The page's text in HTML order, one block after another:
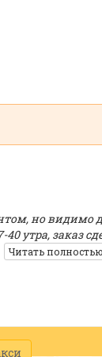
но видимо
утра, заказ
Читать полностью